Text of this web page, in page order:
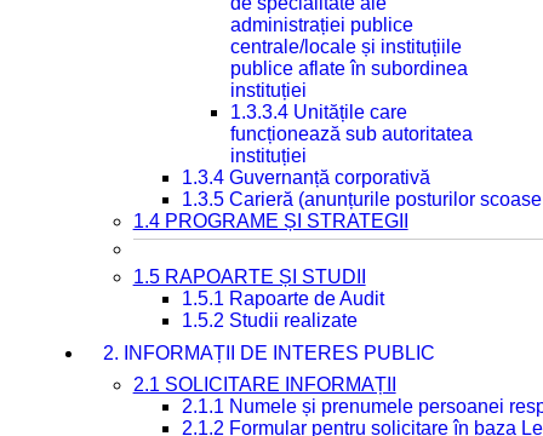
administrației publice
centrale/locale și instituțiile
publice aflate în subordinea
instituției
1.3.3.4 Unitățile care
funcționează sub autoritatea
instituției
1.3.4 Guvernanță corporativă
1.3.5 Carieră (anunțurile posturilor
1.4 PROGRAME ȘI STRATEGII
1.5 RAPOARTE ȘI STUDII
1.5.1 Rapoarte de Audit
1.5.2 Studii realizate
2. INFORMAȚII DE INTERES PUBLIC
2.1 SOLICITARE INFORMAȚII
2.1.1 Numele și prenumele persoanei
2.1.2 Formular pentru solicitare în baza